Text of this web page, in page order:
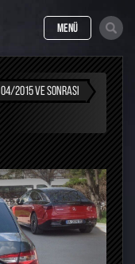
MENÜ
04/2015 VE SONRASI